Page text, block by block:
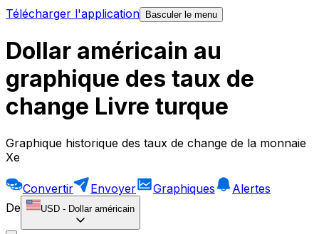
Télécharger l'application
Basculer le menu
Dollar américain au
graphique des taux de
change Livre turque
Graphique historique des taux de change de la monnaie
Xe
Convertir Envoyer Graphiques
Alertes
De
USD - Dollar américain